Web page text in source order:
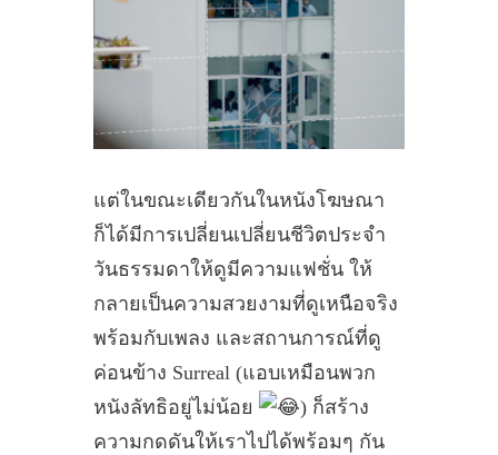
แต่ในขณะเดียวกันในหนังโฆษณา
ก็ได้มีการเปลี่ยนเปลี่ยนชีวิตประจำ
วันธรรมดาให้ดูมีความแฟชั่น ให้
กลายเป็นความสวยงามที่ดูเหนือจริง
พร้อมกับเพลง และสถานการณ์ที่ดู
ค่อนข้าง Surreal (แอบเหมือนพวก
หนังลัทธิอยู่ไม่น้อย
) ก็สร้าง
ความกดดันให้เราไปได้พร้อมๆ กัน